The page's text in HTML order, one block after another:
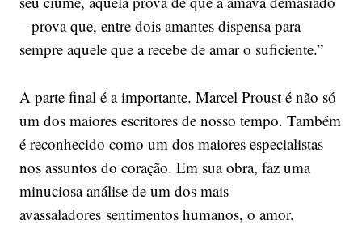
– prova que, entre dois amantes dispensa para
sempre aquele que a recebe de amar o suficiente.”
A parte final é a importante. Marcel Proust é não só
um dos maiores escritores de nosso tempo. Também
é reconhecido como um dos maiores especialistas
nos assuntos do coração. Em sua obra, faz uma
minuciosa análise de um dos mais
avassaladores sentimentos humanos, o amor.